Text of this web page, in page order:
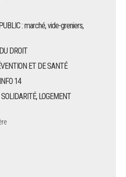
: marché, vide-greniers,
DROIT
ET DE SANTÉ
14
LOGEMENT